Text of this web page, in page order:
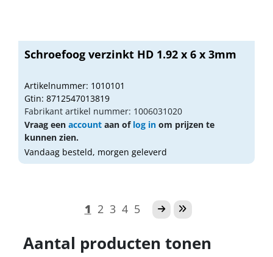
Schroefoog verzinkt HD 1.92 x 6 x 3mm
Artikelnummer: 1010101
Gtin: 8712547013819
Fabrikant artikel nummer: 1006031020
Vraag een account aan of log in om prijzen te
kunnen zien.
Vandaag besteld, morgen geleverd
1 2 3 4 5
Aantal producten tonen